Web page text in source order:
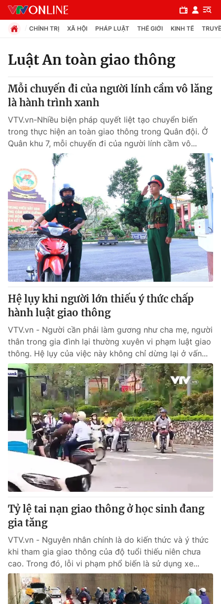
Chuyên mục
Chính trị
Xã hội
Y tế
Thế giới
Tin tức
Thế giới đó đây
Câu chuyện quốc tế
Kinh tế
Tài chính
Thị trường
Góc doanh nghiệp
Dữ liệu và đời sống
Truyền hình
Hậu trường
Nhân vật
Khán giả
Giải sao mai
Giải trí
Điện ảnh
Âm nhạc
Sao
Đời sống
Du lịch
Làm đẹp
Chất lượng cuộc sống
Giáo dục
Tuyển sinh
Học trực tuyến
Công nghệ
Hitech Công nghệ tương lai
Sản phẩm
Thị trường
Tư vấn
Giao lưu trực tuyến
Lịch phát sóng
Chuyên mục khác
Emagazine
Photo Infographic
Video Shorts video
CHÍNH TRỊ XÃ HỘI PHÁP LUẬT THẾ GIỚI KINH TẾ
Luật An toàn giao thông
Mỗi chuyến đi của người lính cầm vô lăng
là hành trình xanh
VTV.vn-Nhiều biện pháp quyết liệt tạo chuyển biến
trong thực hiện an toàn giao thông trong Quân đội. Ở
Quân khu 7, mỗi chuyến đi của người lính cầm vô...
Hệ lụy khi người lớn thiếu ý thức chấp
hành luật giao thông
VTV.vn - Người cần phải làm gương như cha mẹ, người
thân trong gia đình lại thường xuyên vi phạm luật giao
thông. Hệ lụy của việc này không chỉ dừng lại ở vấn...
Tỷ lệ tai nạn giao thông ở học sinh đang
gia tăng
VTV.vn - Nguyên nhân chính là do kiến thức và ý thức
khi tham gia giao thông của độ tuổi thiếu niên chưa
cao. Trong đó, lỗi vi phạm phổ biến là sử dụng xe...